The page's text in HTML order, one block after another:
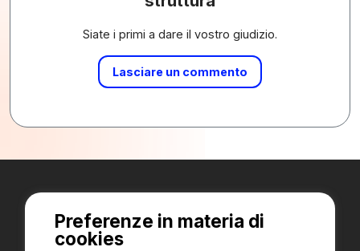
Siate i primi a dare il vostro giudizio.
Lasciare un commento
Preferenze in materia di
cookies